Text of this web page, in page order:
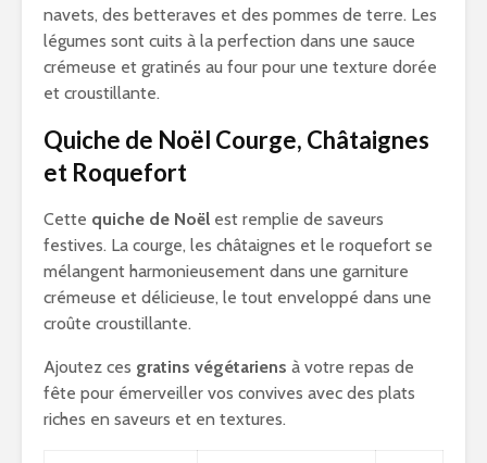
navets, des betteraves et des pommes de terre. Les
légumes sont cuits à la perfection dans une sauce
crémeuse et gratinés au four pour une texture dorée
et croustillante.
Quiche de Noël Courge, Châtaignes
et Roquefort
Cette quiche de Noël est remplie de saveurs
festives. La courge, les châtaignes et le roquefort se
mélangent harmonieusement dans une garniture
crémeuse et délicieuse, le tout enveloppé dans une
croûte croustillante.
Ajoutez ces gratins végétariens à votre repas de
fête pour émerveiller vos convives avec des plats
riches en saveurs et en textures.